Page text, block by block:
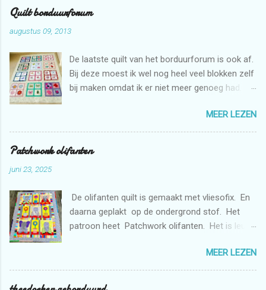
Quilt borduurforum
augustus 09, 2013
De laatste quilt van het borduurforum is ook af.
Bij deze moest ik wel nog heel veel blokken zelf
bij maken omdat ik er niet meer genoeg had.
borduren met de borduurmachine. Deze quilt is
weer bestemd voor de stichting Verdanda.
MEER LEZEN
Patchwork olifanten
juni 23, 2025
De olifanten quilt is gemaakt met vliesofix. En
daarna geplakt op de ondergrond stof. Het
patroon heet Patchwork olifanten. Het is leuk
de borduurmachine. De quilt is doorgequilt uit
de vrije hand met de naaimachine. En
gedeeltelijk met rulers.
MEER LEZEN